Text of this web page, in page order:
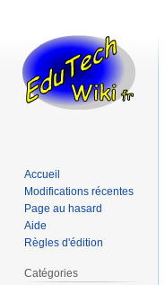
Accueil
Modifications récentes
Page au hasard
Aide
Règles d'édition
Catégories